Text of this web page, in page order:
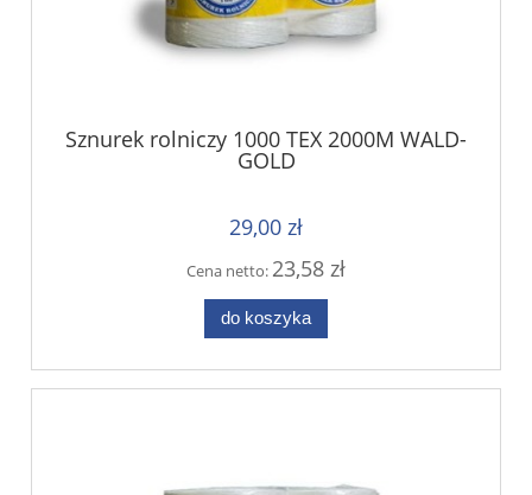
Sznurek rolniczy 1000 TEX 2000M WALD-
GOLD
29,00 zł
Cena netto: 23,58 zł
do koszyka